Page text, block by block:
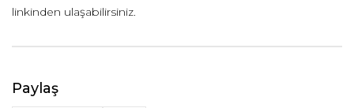
linkinden ulaşabilirsiniz.
Paylaş